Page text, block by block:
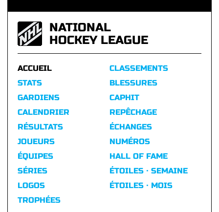
NATIONAL
HOCKEY LEAGUE
ACCUEIL
STATS
GARDIENS
CALENDRIER
RÉSULTATS
CLASSEMENTS
BLESSURES
CAPHIT
REPÊCHAGE
ÉCHANGES
JOUEURS
ÉQUIPES
SÉRIES
LOGOS
TROPHÉES
NUMÉROS
HALL OF FAME
ÉTOILES · SEMAINE
ÉTOILES · MOIS